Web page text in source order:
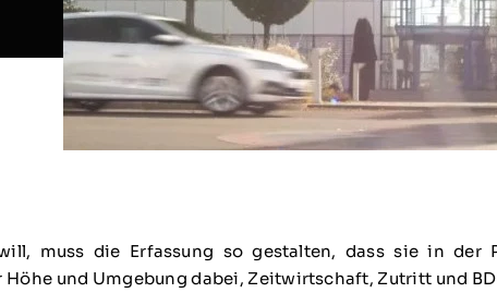
muss die Erfassung so gestalten, dass sie in der
und Umgebung dabei, Zeitwirtschaft, Zutritt und